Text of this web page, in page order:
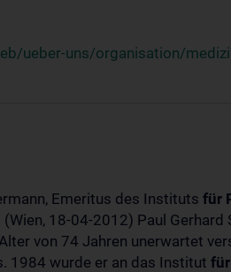
ueber-uns/organisation/
Emeritus des Instituts für
18-04-2012) Paul
von 74 Jahren unerwartet
1984 wurde er an das Institut für